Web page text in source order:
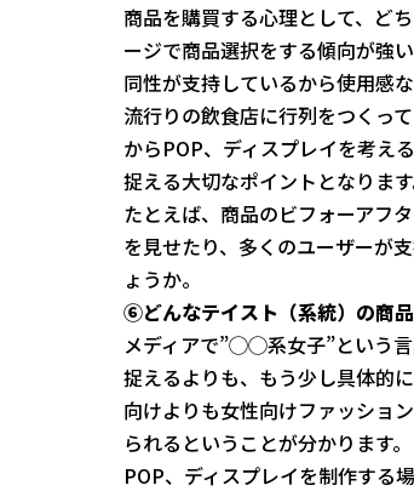
商品を購買する心理として、ど
ージで商品選択をする傾向が強
同性が支持しているから使用感
流行りの飲食店に行列をつくっ
からPOP、ディスプレイを考え
捉える大切なポイントとなります
たとえば、商品のビフォーアフ
を見せたり、多くのユーザーが
ょうか。
⑥どんなテイスト（系統）の商
メディアで”◯◯系女子”という
捉えるよりも、もう少し具体的
向けよりも女性向けファッショ
られるということが分かります。
POP、ディスプレイを制作する